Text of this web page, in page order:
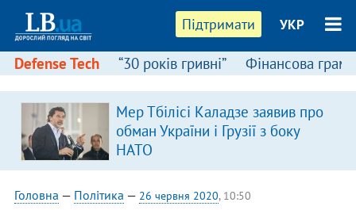
Підтримати УКР
Defense Tech “30 років гривні” Фінансова
Мер Тбілісі Каладзе заявив про
обман України і Грузії з боку
НАТО
Головна — Політика — 26 червня 2020, 10:50